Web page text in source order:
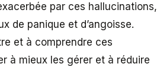
par ces hallucinations,
de panique et d’angoisse.
et à comprendre ces
à mieux les gérer et à réduire